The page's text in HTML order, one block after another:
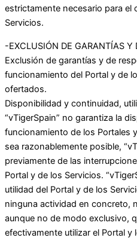
estrictamente necesario para el
Servicios.
-EXCLUSIÓN DE GARANTÍAS Y
Exclusión de garantías y de
funcionamiento del Portal y de
ofertados.
Disponibilidad y continuidad,
“vTigerSpain” no garantiza la
funcionamiento de los Portales
sea razonablemente posible,
previamente de las
Portal y de los Servicios.
utilidad del Portal y de los
ninguna actividad en concreto,
aunque no de modo exclusivo,
efectivamente utilizar el Portal y